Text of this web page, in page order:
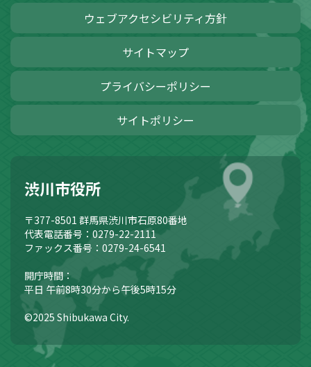
ウェブアクセシビリティ方針
サイトマップ
プライバシーポリシー
サイトポリシー
渋川市役所
〒377-8501 群馬県渋川市石原80番地
代表電話番号：0279-22-2111
ファックス番号：0279-24-6541
開庁時間：
平日 午前8時30分から午後5時15分
©2025 Shibukawa City.